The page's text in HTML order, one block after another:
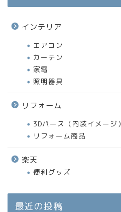
インテリア
エアコン
カーテン
家電
照明器具
リフォーム
3Dパース（内装イメージ）
リフォーム商品
楽天
便利グッズ
最近の投稿